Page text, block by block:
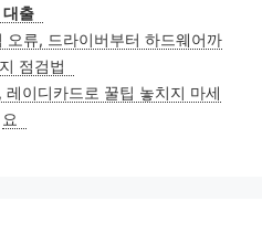
카대출
오류, 드라이버부터 하드웨어까
점검법
이디카드로 꿀팁 놓치지 마세
요